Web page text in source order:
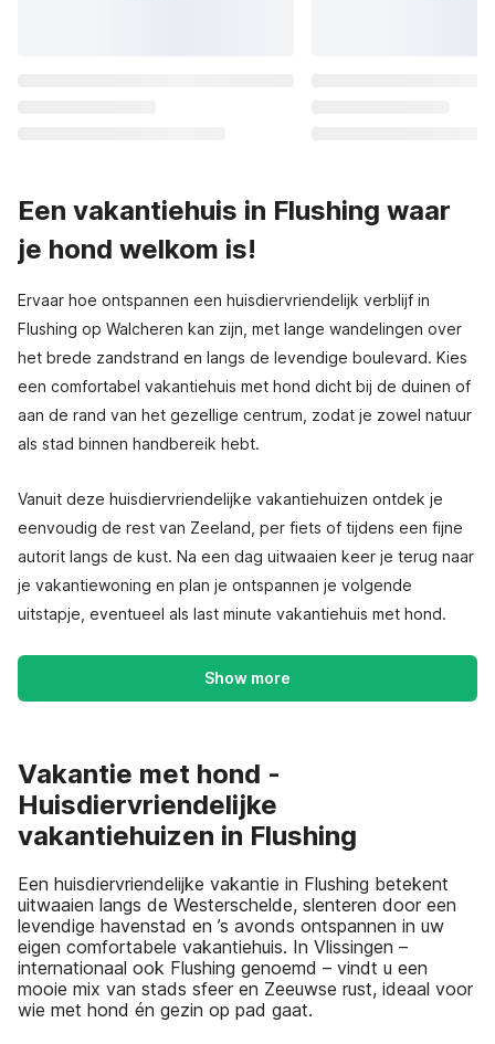
Een vakantiehuis in Flushing waar
je hond welkom is!
Ervaar hoe ontspannen een huisdiervriendelijk verblijf in
Flushing op Walcheren kan zijn, met lange wandelingen over
het brede zandstrand en langs de levendige boulevard. Kies
een comfortabel vakantiehuis met hond dicht bij de duinen of
aan de rand van het gezellige centrum, zodat je zowel natuur
als stad binnen handbereik hebt.
Vanuit deze huisdiervriendelijke vakantiehuizen ontdek je
eenvoudig de rest van Zeeland, per fiets of tijdens een fijne
autorit langs de kust. Na een dag uitwaaien keer je terug naar
je vakantiewoning en plan je ontspannen je volgende
uitstapje, eventueel als last minute vakantiehuis met hond.
Show more
Vakantie met hond -
Huisdiervriendelijke
vakantiehuizen in Flushing
Een huisdiervriendelijke vakantie in Flushing betekent
uitwaaien langs de Westerschelde, slenteren door een
levendige havenstad en ’s avonds ontspannen in uw
eigen comfortabele vakantiehuis. In Vlissingen –
internationaal ook Flushing genoemd – vindt u een
mooie mix van stads sfeer en Zeeuwse rust, ideaal voor
wie met hond én gezin op pad gaat.